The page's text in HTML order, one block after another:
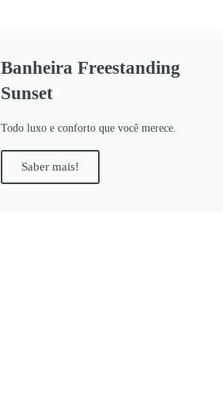
Banheira Freestanding
Sunset
Todo luxo e conforto que você merece.
Saber mais!